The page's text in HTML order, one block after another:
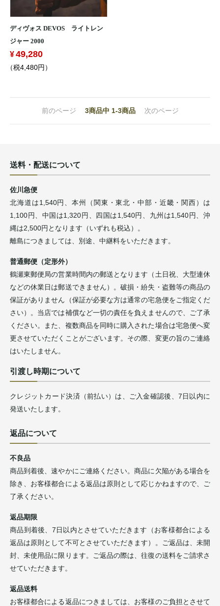
ディヴォス DEVOS ライトレン
ジャー 2000
49,280
（税4,480円）
前のページ 3商品中 1-3商品 次のページ
送料・配送について
佐川急便
北海道は1,540円、本州（関東・東北・中部・近畿・関西）は
1,100円、中国は1,320円、四国は1,540円、九州は1,540円、沖
縄は2,500円となります（いずれも税込）。
離島につきましては、別途、中継料をいただきます。
普通郵便（定形外）
鶴瀬東郵便局の営業時間内の郵送となります（土日祝、大型連休
などの休業日は郵送できません）。破損・紛失・盗難等の商品の
保証がありません（保証が必要な方は通常の宅急便をご指定くだ
さい）。当店では補償など一切の責任を負えませんので、ご了承
ください。また、複数商品を同時に購入された場合は宅急便へ変
更させていただくことがございます。その際、変更の旨のご連絡
はいたしません。
引渡し時期について
クレジットカード決済（前払い）は、ご入金確認後、7日以内に
発送いたします。
返品について
不良品
商品到着後、速やかにご連絡ください。商品に欠陥がある場合を
除き、お客様都合による返品は原則として応じかねますので、ご
了承ください。
返品期限
商品到着後、7日以内とさせていただきます（お客様都合による
返品は原則として不可とさせていただきます）。ご返品は、未開
封、未使用品に限ります。ご返品の際は、往復の送料をご請求さ
せていただきます。
返品送料
お客様都合による返品につきましては、お客様のご負担とさせて